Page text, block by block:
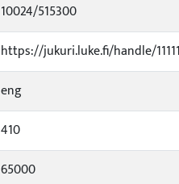
10024/515300
https://jukuri.luke.fi/handle/
eng
410
65000